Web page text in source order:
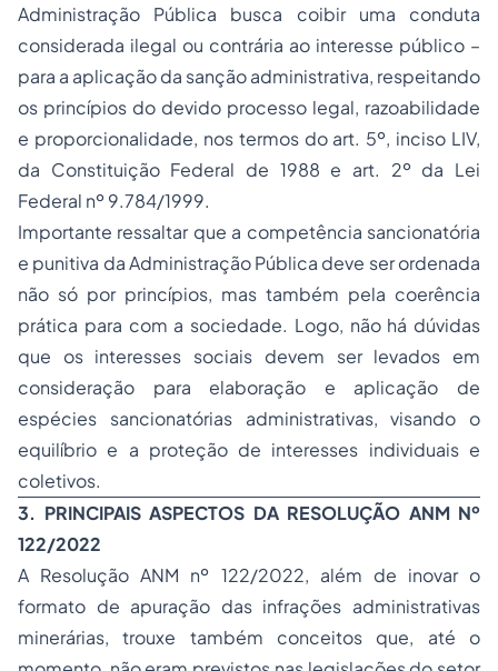
Administração Pública busca coibir uma conduta
considerada ilegal ou contrária ao interesse público –
para a aplicação da sanção administrativa, respeitando
os princípios do devido processo legal, razoabilidade
e proporcionalidade, nos termos do art. 5º, inciso LIV,
da Constituição Federal de 1988 e art. 2º da Lei
Federal nº 9.784/1999.
Importante ressaltar que a competência sancionatória
e punitiva da Administração Pública deve ser ordenada
não só por princípios, mas também pela coerência
prática para com a sociedade. Logo, não há dúvidas
que os interesses sociais devem ser levados em
consideração para elaboração e aplicação de
espécies sancionatórias administrativas, visando o
equilíbrio e a proteção de interesses individuais e
coletivos.
3. PRINCIPAIS ASPECTOS DA RESOLUÇÃO ANM Nº
122/2022
A Resolução ANM nº 122/2022, além de inovar o
formato de apuração das infrações administrativas
minerárias, trouxe também conceitos que, até o